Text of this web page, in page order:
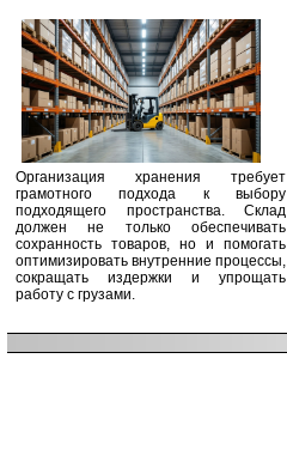
Организация хранения требует
грамотного подхода к выбору
подходящего пространства. Склад
должен не только обеспечивать
сохранность товаров, но и помогать
оптимизировать внутренние процессы,
сокращать издержки и упрощать
работу с грузами.